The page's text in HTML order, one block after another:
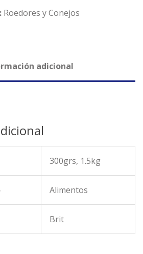
Roedores y Conejos
adicional
300grs, 1.5kg
Alimentos
Brit